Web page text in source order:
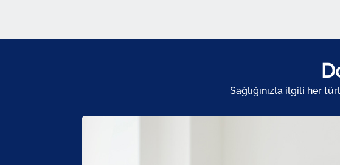
Sağlığınızla ilgili her